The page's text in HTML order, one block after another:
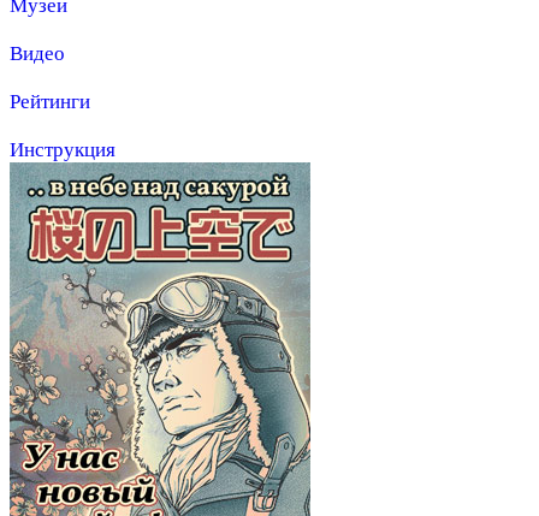
Музеи
Видео
Рейтинги
Инструкция